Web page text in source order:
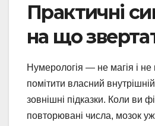
Практичні
на що
Нумерологія — не магія і не
помітити власний
зовнішні підказки. Коли ви
повторювані числа, мозок